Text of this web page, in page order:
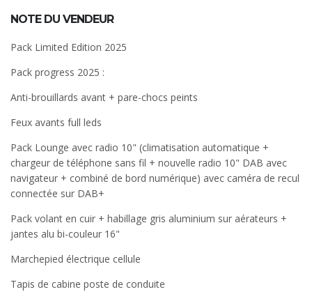
NOTE DU VENDEUR
Pack Limited Edition 2025
Pack progress 2025 :
Anti-brouillards avant + pare-chocs peints
Feux avants full leds
Pack Lounge avec radio 10" (climatisation automatique +
chargeur de téléphone sans fil + nouvelle radio 10" DAB avec
navigateur + combiné de bord numérique) avec caméra de recul
connectée sur DAB+
Pack volant en cuir + habillage gris aluminium sur aérateurs +
jantes alu bi-couleur 16"
Marchepied électrique cellule
Tapis de cabine poste de conduite